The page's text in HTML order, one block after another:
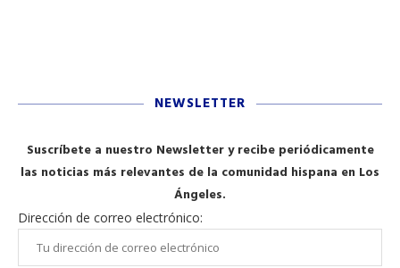
NEWSLETTER
Suscríbete a nuestro Newsletter y recibe periódicamente
las noticias más relevantes de la comunidad hispana en Los
Ángeles.
Dirección de correo electrónico: